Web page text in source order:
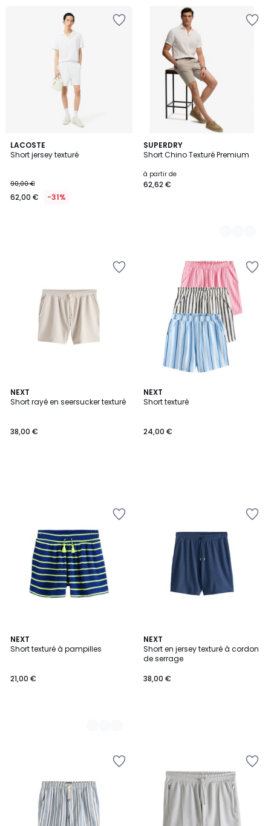
LACOSTE
Short jersey texturé
90,00 €
62,00 € -31%
SUPERDRY
Short Chino Texturé Premium
à partir de
62,62 €
3
Couleurs
NEXT
Short rayé en seersucker texturé
38,00 €
NEXT
Short texturé
24,00 €
NEXT
Short texturé à pampilles
21,00 €
2
Couleurs
NEXT
Short en jersey texturé à cordon
de serrage
38,00 €